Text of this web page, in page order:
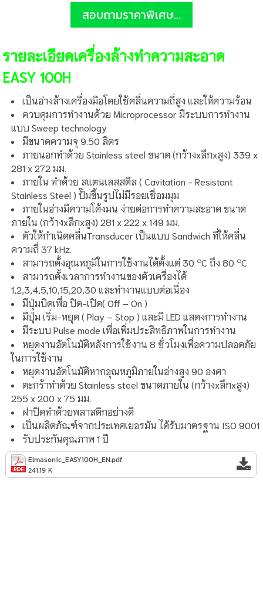
สอบถามราคาพิเศษ...
รายละเอียดเครื่องล้างทำความสะอาด
EASY 100H
เป็นอ่างล้างเครื่องมือโดยใช้คลื่นความถี่สูง และให้ความร้อน
ควบคุมการทำงานด้วย Microprocessor มีระบบการทำงาน
แบบ Sweep technology
มีขนาดความจุ 9.50 ลิตร
ภายนอกทำด้วย Stainless steel ขนาด (กว้างxลึกxสูง) 339 x
281 x 272 มม.
ภายใน ทำด้วย สแตนเลสสตีล ( Cavitation - Resistant
Stainless Steel ) ปั๊มขึ้นรูปไม่มีรอยเชื่อมมุม
ภายในอ่างมีความโค้งมน ง่ายต่อการทำความสะอาด ขนาด
ภายใน (กว้างxลึกxสูง) 281 x 222 x 149 มม.
ตัวให้กำเนิดคลื่นTransducer เป็นแบบ Sandwich ที่ให้คลื่น
ความถี่ 37 kHz.
สามารถตั้งอุณหภูมิในการใช้งานได้ตั้งแต่ 30 ๐C ถึง 80 ๐C
สามารถตั้งเวลาการทำงานของตัวเครื่องได้
1,2,3,4,5,10,15,20,30 และทำงานแบบต่อเนื่อง
มีปุ่มบิดเพื่อ ปิด-เปิด( Off – On )
มีปุ่ม เริ่ม-หยุด ( Play – Stop ) และมี LED แสดงการทำงาน
มีระบบ Pulse mode เพื่อเพิ่มประสิทธิภาพในการทำงาน
หยุดงานอัตโนมัติหลังการใช้งาน 8 ชั่วโมงเพื่อความปลอดภัย
ในการใช้งาน
หยุดงานอัตโนมัติหากอุณหภูมิภายในอ่างสูง 90 องศา
ตะกร้าทำด้วย Stainless steel ขนาดภายใน (กว้างxลึกxสูง)
255 x 200 x 75 มม.
ฝาปิดทำด้วยพลาสติกอย่างดี
เป็นผลิตภัณฑ์จากประเทศเยอรมัน ได้รับมาตรฐาน ISO 9001
รับประกันคุณภาพ 1 ปี
Elmasonic_EASY100H_EN.pdf
241.19 K